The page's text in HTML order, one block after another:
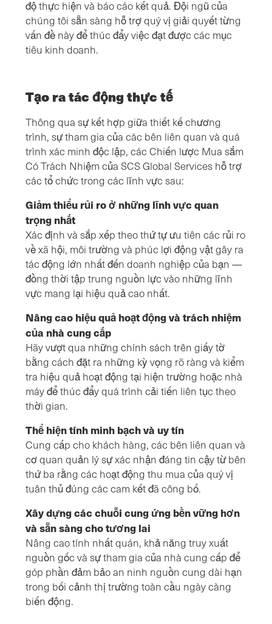
độ thực hiện và báo cáo kết quả. Đội ngũ của
chúng tôi sẵn sàng hỗ trợ quý vị giải quyết từng
vấn đề này để thúc đẩy việc đạt được các mục
tiêu kinh doanh.
Tạo ra tác động thực tế
Thông qua sự kết hợp giữa thiết kế chương
trình, sự tham gia của các bên liên quan và quá
trình xác minh độc lập, các Chiến lược Mua sắm
Có Trách Nhiệm của SCS Global Services hỗ trợ
các tổ chức trong các lĩnh vực sau:
Giảm thiểu rủi ro ở những lĩnh vực quan
trọng nhất
Xác định và sắp xếp theo thứ tự ưu tiên các rủi ro
về xã hội, môi trường và phúc lợi động vật gây ra
tác động lớn nhất đến doanh nghiệp của bạn —
đồng thời tập trung nguồn lực vào những lĩnh
vực mang lại hiệu quả cao nhất.
Nâng cao hiệu quả hoạt động và trách nhiệm
của nhà cung cấp
Hãy vượt qua những chính sách trên giấy tờ
bằng cách đặt ra những kỳ vọng rõ ràng và kiểm
tra hiệu quả hoạt động tại hiện trường hoặc nhà
máy để thúc đẩy quá trình cải tiến liên tục theo
thời gian.
Thể hiện tính minh bạch và uy tín
Cung cấp cho khách hàng, các bên liên quan và
cơ quan quản lý sự xác nhận đáng tin cậy từ bên
thứ ba rằng các hoạt động thu mua của quý vị
tuân thủ đúng các cam kết đã công bố.
Xây dựng các chuỗi cung ứng bền vững hơn
và sẵn sàng cho tương lai
Nâng cao tính nhất quán, khả năng truy xuất
nguồn gốc và sự tham gia của nhà cung cấp để
góp phần đảm bảo an ninh nguồn cung dài hạn
trong bối cảnh thị trường toàn cầu ngày càng
biến động.